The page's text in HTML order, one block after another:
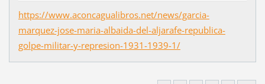
https://www.aconcagualibros.net/news/garcia-
marquez-jose-maria-albaida-del-aljarafe-republica-
golpe-militar-y-represion-1931-1939-1/